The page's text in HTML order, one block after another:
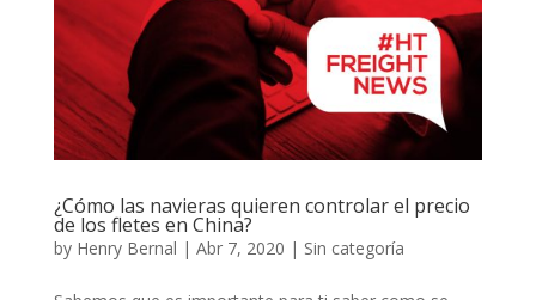
¿Cómo las navieras quieren controlar el precio
de los fletes en China?
by Henry Bernal | Abr 7, 2020 | Sin categoría